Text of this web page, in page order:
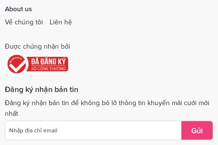
About us
Về chúng tôi
Liên hệ
Được chứng nhận bởi
Đăng ký nhận bản tin
Đăng ký nhận bản tin để không bỏ lỡ thông tin khuyến mãi cưới mới
nhất
Gửi